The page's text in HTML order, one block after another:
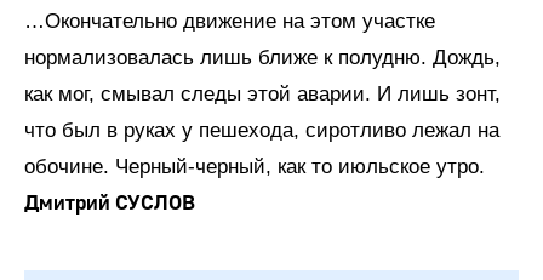
…Окончательно движение на этом участке
нормализовалась лишь ближе к полудню. Дождь,
как мог, смывал следы этой аварии. И лишь зонт,
что был в руках у пешехода, сиротливо лежал на
обочине. Черный-черный, как то июльское утро.
Дмитрий СУСЛОВ